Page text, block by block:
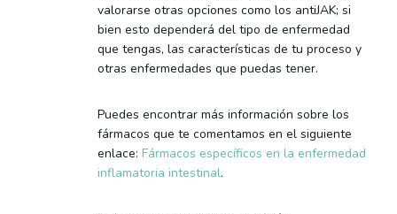
valorarse otras opciones como los antiJAK; si
bien esto dependerá del tipo de enfermedad
que tengas, las características de tu proceso y
otras enfermedades que puedas tener.
Puedes encontrar más información sobre los
fármacos que te comentamos en el siguiente
enlace: Fármacos específicos en la enfermedad
inflamatoria intestinal.